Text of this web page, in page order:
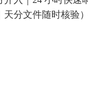
分文件随时核验